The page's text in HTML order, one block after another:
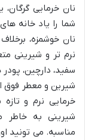
نان خرمایی
شما را یاد خانه
نان خوشمزه،
نرم تر و شیرینی
سفید، دارچین،
شیرین و معطر فوق
خرمایی نرم و
شیرینی به خاطر
مناسبه. می تونید